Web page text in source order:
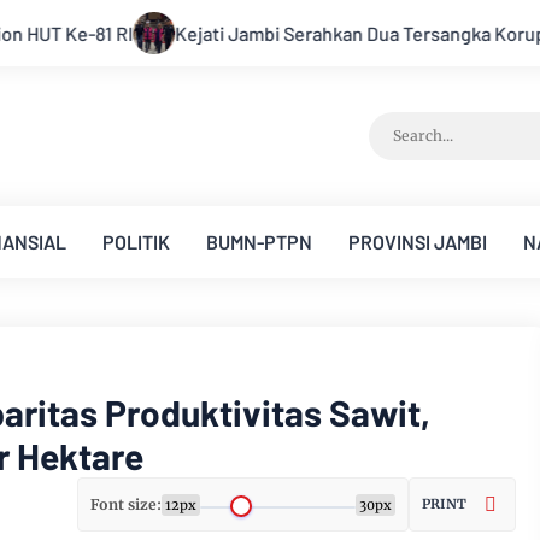
Tersangka Korupsi Pengadaan Tanah Akses Pelabuhan Ujung
POLITIK BUMN-PTPN PROVINSI JAMBI
Produktivitas Sawit,
Hektare
Font size: 12px 30px PRINT